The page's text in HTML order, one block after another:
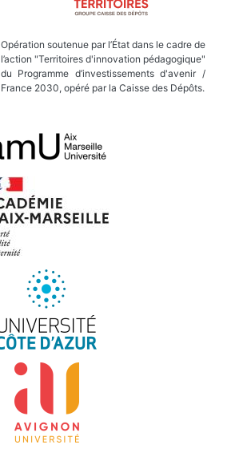
Opération soutenue par l’État dans le cadre de
l’action "Territoires d'innovation pédagogique"
du Programme d’investissements d'avenir /
France 2030, opéré par la Caisse des Dépôts.